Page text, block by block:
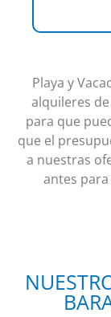
Playa y
alquileres
para que
que el
a nuestras
antes